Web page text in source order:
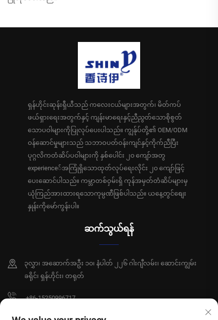
ရှန်ဟိုင်းဆုန်းရှီယီသည် ကလေးငယ်များအတွက်၊ မိတ်ကပ်
ဖယ်ရှားရေးအတွက်နှင့် ကျန်းမာရေးနှင့်ညီညွတ်သောစိုစွတ်
သောပဝါများကိုပြုလုပ်ပေးပါသည်။ ကျွန်ုပ်တို့၏ OEM/ODM
ဝန်ဆောင်မှုများသည် သဘာဝပတ်ဝန်းကျင်နှင့်ကိုက်ညီပြီး
ပုဂ္ဂလိကတံဆိပ်ပဝါများကို နှစ်ပေါင်း ၂၀ ကျော်အတွ
experience်အကြုံရှိသောထုတ်လုပ်ရေးလိုင်း ၂၀ ကျော်ဖြင့်
ပေးဆောင်ပါသည်။ ကမ္ဘာတစ်ဝှမ်းရှိ ကုန်အမှတ်တံဆိပ်များမှ
ယုံကြည်အားထားရသောကုမ္ပဏီဖြစ်ပါသည်။ ယနေ့တွင်စျေး
နှုန်းကိုမော်ကွန်းပါ။
ဆက်သွယ်ရန်
၃လွှာ၊ အဆောက်အဦး ၁၀၊ နံပါတ် ၂၂၆ ဂါးဂျီလမ်း၊ ဆောင်းကျွမ်း
ခရိုင်၊ ရှန်ဟိုင်း၊ တရုတ်
+86-15250996717
[email protected]